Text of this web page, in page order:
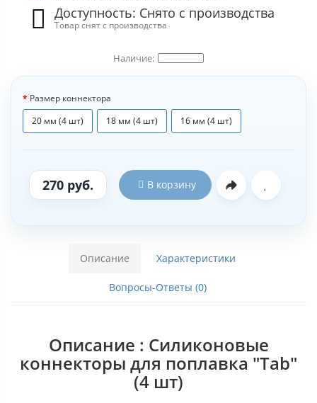
Доступность: Cнято с производства
Товар снят с производства
Размер коннектора
20 мм (4 шт)
18 мм (4 шт) 16 мм (4 шт)
270 руб. В корзину
Описание Характеристики
Вопросы-Ответы (0)
Описание : Силиконовые
коннекторы для поплавка "Tab"
(4 шт)